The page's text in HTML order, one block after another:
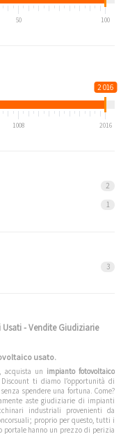
50 100
2 016
1008 2016
2
1
3
- Vendite Giudiziarie
usato.
acquista un impianto fotovoltaico
ti diamo l’opportunità di
spendere una fortuna. Come?
aste giudiziarie di impianti
industriali provenienti da
proprio per questo, tutti i
portale hanno un prezzo di perizia